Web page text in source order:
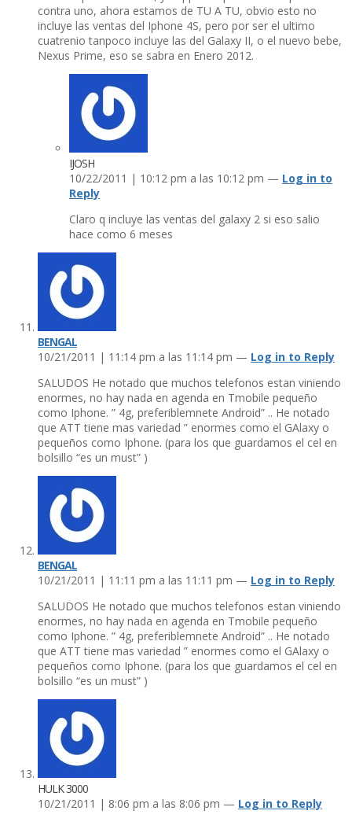
contra uno, ahora estamos de TU A TU, obvio esto no
incluye las ventas del Iphone 4S, pero por ser el ultimo
cuatrenio tanpoco incluye las del Galaxy II, o el nuevo bebe,
Nexus Prime, eso se sabra en Enero 2012.
IJOSH
10/22/2011 | 10:12 pm a las 10:12 pm — Log in to
Reply
Claro q incluye las ventas del galaxy 2 si eso salio
hace como 6 meses
BENGAL
10/21/2011 | 11:14 pm a las 11:14 pm — Log in to Reply
SALUDOS He notado que muchos telefonos estan viniendo
enormes, no hay nada en agenda en Tmobile pequeño
como Iphone. ” 4g, preferiblemnete Android” .. He notado
que ATT tiene mas variedad ” enormes como el GAlaxy o
pequeños como Iphone. (para los que guardamos el cel en
bolsillo “es un must” )
BENGAL
10/21/2011 | 11:11 pm a las 11:11 pm — Log in to Reply
SALUDOS He notado que muchos telefonos estan viniendo
enormes, no hay nada en agenda en Tmobile pequeño
como Iphone. ” 4g, preferiblemnete Android” .. He notado
que ATT tiene mas variedad ” enormes como el GAlaxy o
pequeños como Iphone. (para los que guardamos el cel en
bolsillo “es un must” )
HULK 3000
10/21/2011 | 8:06 pm a las 8:06 pm — Log in to Reply